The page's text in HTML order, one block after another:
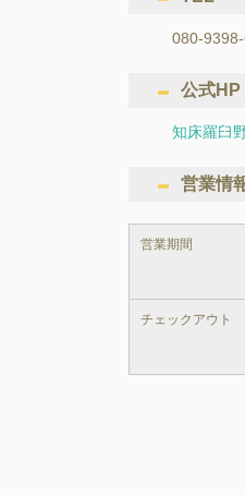
080-
公式HP
知床羅臼
営業情
営業期間
チェックアウト